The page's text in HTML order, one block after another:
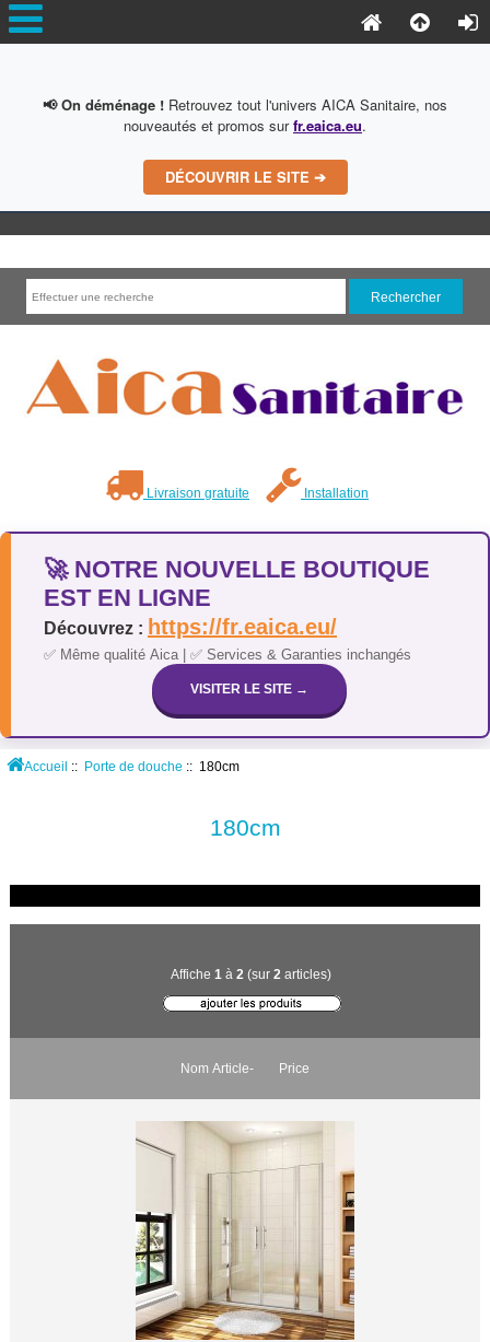
📢 On déménage ! Retrouvez tout l'univers AICA Sanitaire, nos
nouveautés et promos surfr.eaica.eu.
DÉCOUVRIR LE SITE ➔
Livraison gratuite Installation
🚀 NOTRE NOUVELLE BOUTIQUE
EST EN LIGNE
Découvrez : https://fr.eaica.eu/
✅ Même qualité Aica | ✅ Services & Garanties inchangés
VISITER LE SITE →
Accueil :: Porte de douche :: 180cm
180cm
Affiche 1 à 2 (sur 2 articles)
Nom Article- Price